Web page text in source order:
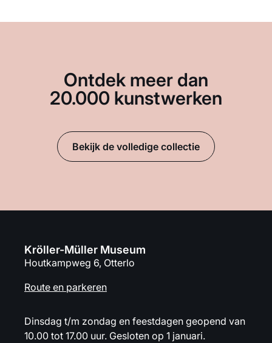
Ontdek meer dan
20.000 kunstwerken
Bekijk de volledige collectie
Kröller-Müller Museum
Houtkampweg 6, Otterlo
Route en parkeren
Dinsdag t/m zondag en feestdagen geopend van
10.00 tot 17.00 uur. Gesloten op 1 januari.